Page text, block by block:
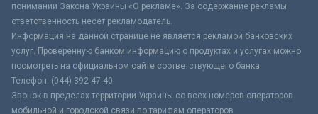
понимании Закона Украины «О рекламе». За содержание рекламы
ответственность несёт рекламодатель.
Информация на данной странице не является рекламой банковских
услуг. Проверенную банком информацию о продуктах и услугах можно
посмотреть на официальном сайте соответствующего банка.
Телефон: (044) 392-47-40
Звонок в пределах территории Украины со всех номеров операторов
мобильной и городской связи по тарифам операторов